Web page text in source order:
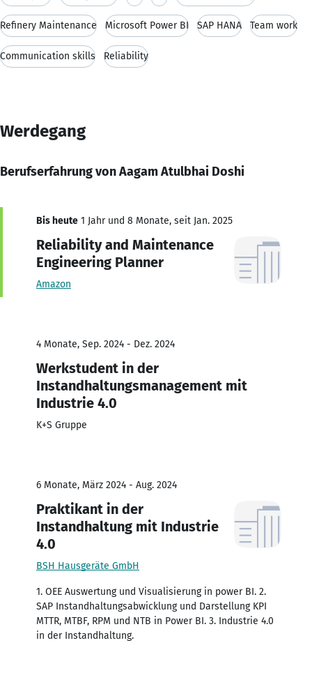
Refinery Maintenance Microsoft Power BI SAP HANA Team work
Communication skills Reliability
Werdegang
Berufserfahrung von Aagam Atulbhai Doshi
Bis heute 1 Jahr und 8 Monate, seit Jan. 2025
Reliability and Maintenance
Engineering Planner
Amazon
4 Monate, Sep. 2024 - Dez. 2024
Werkstudent in der
Instandhaltungsmanagement mit
Industrie 4.0
K+S Gruppe
6 Monate, März 2024 - Aug. 2024
Praktikant in der
Instandhaltung mit Industrie
4.0
BSH Hausgeräte GmbH
1. OEE Auswertung und Visualisierung in power BI. 2.
SAP Instandhaltungsabwicklung und Darstellung KPI
MTTR, MTBF, RPM und NTB in Power BI. 3. Industrie 4.0
in der Instandhaltung.